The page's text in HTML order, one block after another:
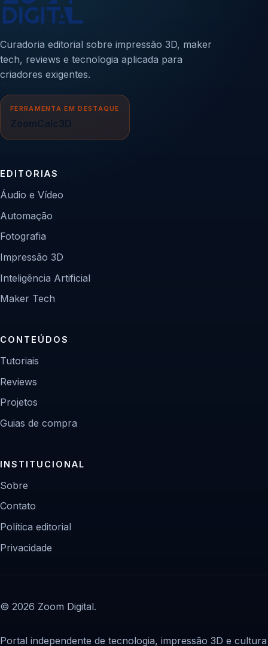
Curadoria editorial sobre impressão 3D, maker
tech, reviews e tecnologia aplicada para
criadores exigentes.
FERRAMENTA EM DESTAQUE
ZoomCalc3D
EDITORIAS
Áudio e Vídeo
Automação
Fotografia
Impressão 3D
Inteligência Artificial
Maker Tech
CONTEÚDOS
Tutoriais
Reviews
Projetos
Guias de compra
INSTITUCIONAL
Sobre
Contato
Política editorial
Privacidade
© 2026 Zoom Digital.
Portal independente de tecnologia, impressão 3D e cultura